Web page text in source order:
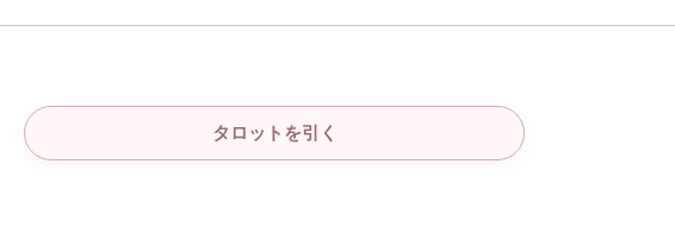
タロットを引く